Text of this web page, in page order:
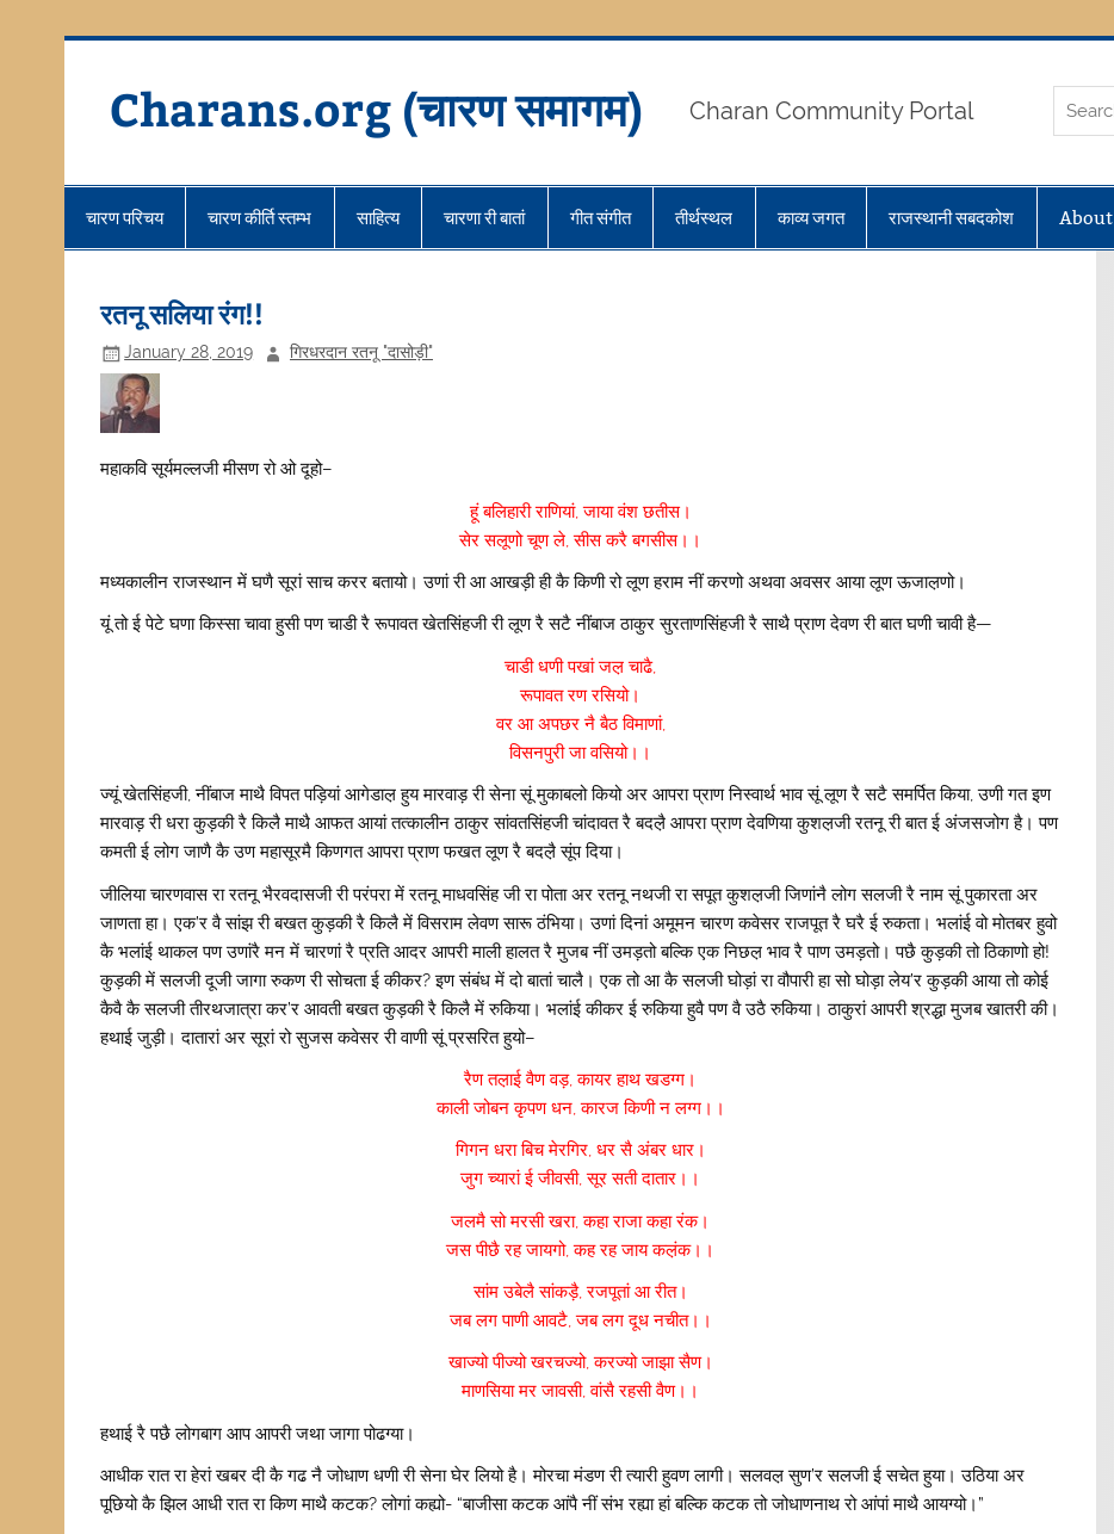
Charans.org (चारण समागम) Charan Community Portal
चारण परिचय चारण कीर्ति स्तम्भ साहित्य चारणा री बातां गीत संगीत तीर्थस्थल काव्य जगत राजस्थानी सबदकोश About
रतनू सलिया रंग!!
January 28, 2019 गिरधरदान रतनू "दासोड़ी"
महाकवि सूर्यमल्लजी मीसण रो ओ दूहो–
हूं बलिहारी राणियां, जाया वंश छतीस।
सेर सलूणो चूण ले, सीस करै बगसीस।।
मध्यकालीन राजस्थान में घणै सूरां साच करर बतायो। उणां री आ आखड़ी ही कै किणी रो लूण हराम नीं करणो अथवा अवसर आया लूण ऊजाल़णो।
यूं तो ई पेटे घणा किस्सा चावा हुसी पण चाडी रै रूपावत खेतसिंहजी री लूण रै सटै नींबाज ठाकुर सुरताणसिंहजी रै साथै प्राण देवण री बात घणी चावी है—
चाडी धणी पखां जल़ चाढै,
रूपावत रण रसियो।
वर आ अपछर नै बैठ विमाणां,
विसनपुरी जा वसियो।।
ज्यूं खेतसिंहजी, नींबाज माथै विपत पड़ियां आगेडाल़ हुय मारवाड़ री सेना सूं मुकाबलो कियो अर आपरा प्राण निस्वार्थ भाव सूं लूण रै सटै समर्पित किया, उणी गत इण
मारवाड़ री धरा कुड़की रै किलै माथै आफत आयां तत्कालीन ठाकुर सांवतसिंहजी चांदावत रै बदल़ै आपरा प्राण देवणिया कुशल़जी रतनू री बात ई अंजसजोग है। पण
कमती ई लोग जाणै कै उण महासूरमै किणगत आपरा प्राण फखत लूण रै बदल़ै सूंप दिया।
जीलिया चारणवास रा रतनू भैरवदासजी री परंपरा में रतनू माधवसिंह जी रा पोता अर रतनू नथजी रा सपूत कुशल़जी जिणांनै लोग सलजी रै नाम सूं पुकारता अर
जाणता हा। एक’र वै सांझ री बखत कुड़की रै किलै में विसराम लेवण सारू ठंभिया। उणां दिनां अमूमन चारण कवेसर राजपूत रै घरै ई रुकता। भलांई वो मोतबर हुवो
कै भलांई थाकल पण उणांरै मन में चारणां रै प्रति आदर आपरी माली हालत रै मुजब नीं उमड़तो बल्कि एक निछल़ भाव रै पाण उमड़तो। पछै कुड़की तो ठिकाणो हो!
कुड़की में सलजी दूजी जागा रुकण री सोचता ई कीकर? इण संबंध में दो बातां चालै। एक तो आ कै सलजी घोड़ां रा वौपारी हा सो घोड़ा लेय’र कुड़की आया तो कोई
कैवै कै सलजी तीरथजात्रा कर’र आवती बखत कुड़की रै किलै में रुकिया। भलांई कीकर ई रुकिया हुवै पण वै उठै रुकिया। ठाकुरां आपरी श्रद्धा मुजब खातरी की।
हथाई जुड़ी। दातारां अर सूरां रो सुजस कवेसर री वाणी सूं प्रसरित हुयो–
रैण तल़ाई वैण वड़, कायर हाथ खडग्ग।
काली जोबन कृपण धन, कारज किणी न लग्ग।।
गिगन धरा बिच मेरगिर, धर सै अंबर धार।
जुग च्यारां ई जीवसी, सूर सती दातार।।
जलमै सो मरसी खरा, कहा राजा कहा रंक।
जस पीछै रह जायगो, कह रह जाय कल़ंक।।
सांम उबेलै सांकड़ै, रजपूतां आ रीत।
जब लग पाणी आवटै, जब लग दूध नचीत।।
खाज्यो पीज्यो खरचज्यो, करज्यो जाझा सैण।
माणसिया मर जावसी, वांसै रहसी वैण।।
हथाई रै पछै लोगबाग आप आपरी जथा जागा पोढग्या।
आधीक रात रा हेरां खबर दी कै गढ नै जोधाण धणी री सेना घेर लियो है। मोरचा मंडण री त्यारी हुवण लागी। सलवल़ सुण’र सलजी ई सचेत हुया। उठिया अर
पूछियो कै झिल आधी रात रा किण माथै कटक? लोगां कह्यो- “बाजीसा कटक आंपै नीं संभ रह्या हां बल्कि कटक तो जोधाणनाथ रो आंपां माथै आयग्यो।”